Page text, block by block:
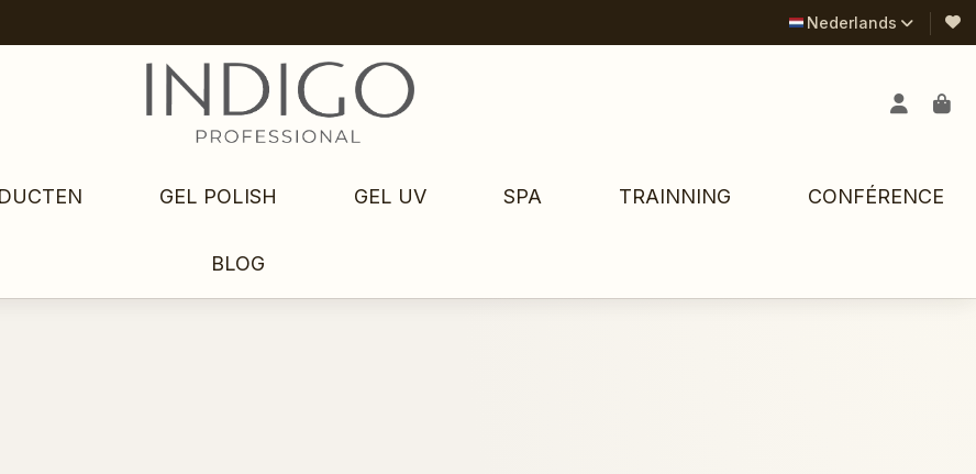
Nederlands
GEL POLISH GEL UV SPA TRAINNING CONFÉRENCE
BLOG